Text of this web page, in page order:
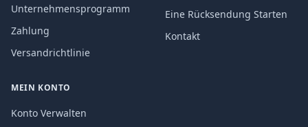
Unternehmensprogramm
Zahlung
Versandrichtlinie
Eine Rücksendung Starten
Kontakt
MEIN KONTO
Konto Verwalten